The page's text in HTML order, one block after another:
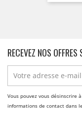
RECEVEZ NOS OFFRES
Vous pouvez vous désinscrire
informations de contact dans